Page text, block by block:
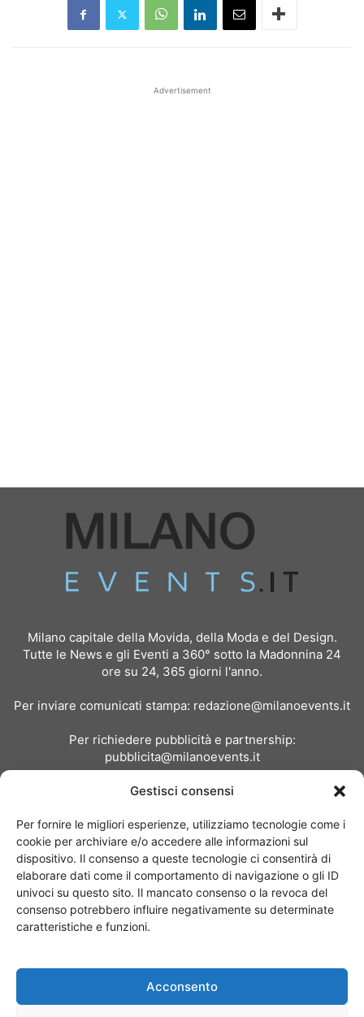
Gestisci consensi
Per fornire le migliori esperienze, utilizziamo tecnologie come i
cookie per archiviare e/o accedere alle informazioni sul
dispositivo. Il consenso a queste tecnologie ci consentirà di
elaborare dati come il comportamento di navigazione o gli ID
univoci su questo sito. Il mancato consenso o la revoca del
consenso potrebbero influire negativamente su determinate
caratteristiche e funzioni.
Acconsento
Advertisement
Milano capitale della Movida, della Moda e del Design.
Tutte le News e gli Eventi a 360° sotto la Madonnina 24
ore su 24, 365 giorni l'anno.
Per inviare comunicati stampa: redazione@milanoevents.it
Per richiedere pubblicità e partnership:
pubblicita@milanoevents.it
Chi siamo I Nostri Clienti
© Copyright 2017 - MilanoEvents.it© managed by